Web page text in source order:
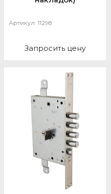
Артикул: 11298
Запросить цену